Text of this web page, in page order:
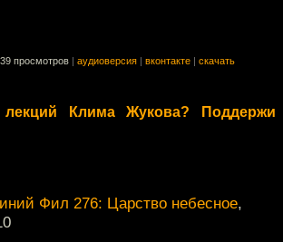
просмотров аудиоверсия вконтакте скачать
Клима Жукова? Поддержи
Фил 276: Царство небесное,